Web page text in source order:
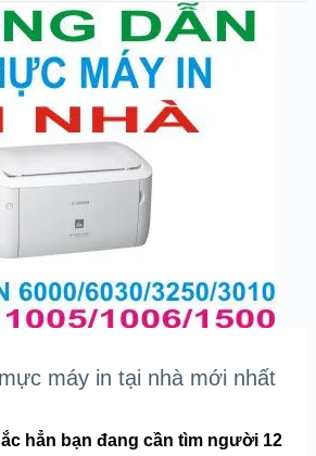
máy in tại nhà mới nhất
hẳn bạn đang cần tìm người 12